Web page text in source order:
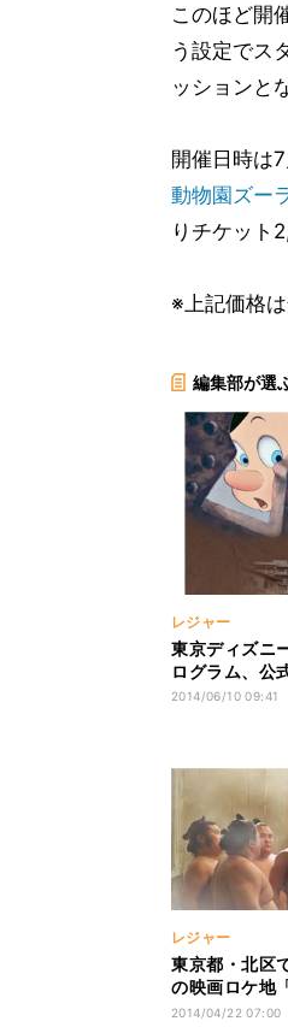
このほど開
う設定でス
ッションと
開催日時は
動物園ズー
りチケット
※上記価格は
編集部が選
レジャー
東京ディズニ
ログラム、公
2014/06/10 09:41
レジャー
東京都・北区
の映画ロケ地
イベント
2014/04/22 07:00